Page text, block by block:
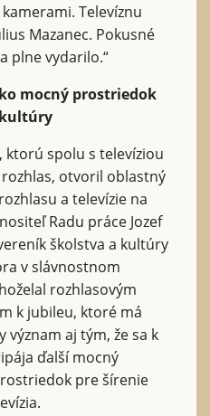
Televíznu
Mazanec. Pokusné
plne vydarilo.“
mocný prostriedok
spolu s televíziou
otvoril oblastný
a televízie na
Radu práce Jozef
školstva a kultúry
v slávnostnom
rozhlasovým
k jubileu, ktoré má
význam aj tým, že sa k
ďalší mocný
pre šírenie